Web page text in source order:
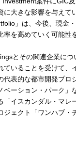
に大きな影響を与え
」は、今後、現金
率を高めていく可能性
とその関連企業に
ていることを受けて、
代表的な都市開発プロ
ベーション・パーク
「イスカンダル・マレ
ジェクト「ワンハブ・